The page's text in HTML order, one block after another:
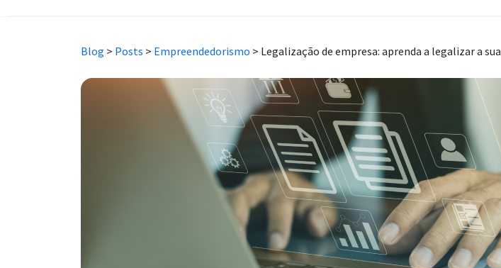
Blog > Posts > Empreendedorismo > Legalização de empresa: aprenda a legalizar a sua